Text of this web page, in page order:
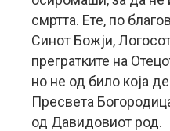
смртта. Ете, по
Синот Божји,
прегратките на
но не од било која
Пресвета
од Давидовиот род.